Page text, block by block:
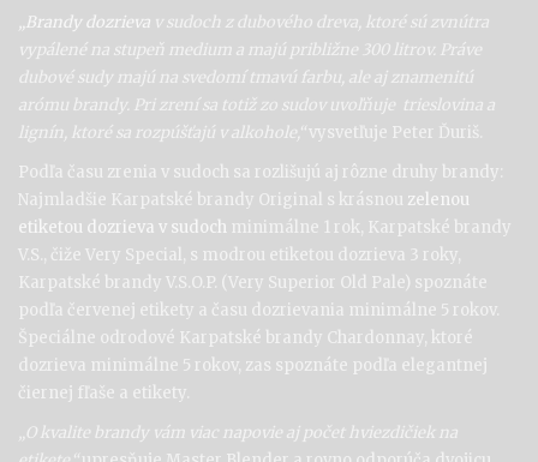
„Brandy dozrieva v sudoch z dubového dreva, ktoré sú zvnútra
vypálené na stupeň medium a majú približne 300 litrov. Práve
dubové sudy majú na svedomí tmavú farbu, ale aj znamenitú
arómu brandy. Pri zrení sa totiž zo sudov uvoľňuje trieslovina a
lignín, ktoré sa rozpúšťajú v alkohole,“vysvetľuje Peter Ďuriš.
Podľa času zrenia v sudoch sa rozlišujú aj rôzne druhy brandy:
Najmladšie Karpatské brandy Original s krásnou zelenou
etiketou dozrieva v sudoch minimálne 1 rok, Karpatské brandy
V.S., čiže Very Special, s modrou etiketou dozrieva 3 roky,
Karpatské brandy V.S.O.P. (Very Superior Old Pale) spoznáte
podľa červenej etikety a času dozrievania minimálne 5 rokov.
Špeciálne odrodové Karpatské brandy Chardonnay, ktoré
dozrieva minimálne 5 rokov, zas spoznáte podľa elegantnej
čiernej fľaše a etikety.
„O kvalite brandy vám viac napovie aj počet hviezdičiek na